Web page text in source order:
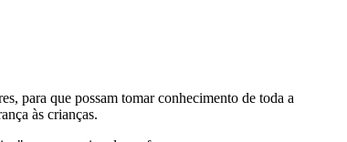
para que possam tomar conhecimento de toda a
às crianças.